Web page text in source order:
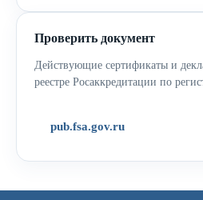
Проверить документ
Действующие сертификаты и
реестре Росаккредитации по
pub.fsa.gov.ru